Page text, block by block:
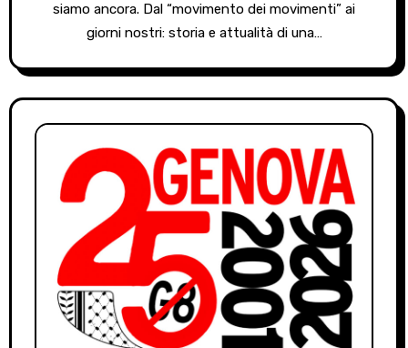
siamo ancora. Dal “movimento dei movimenti” ai
giorni nostri: storia e attualità di una…